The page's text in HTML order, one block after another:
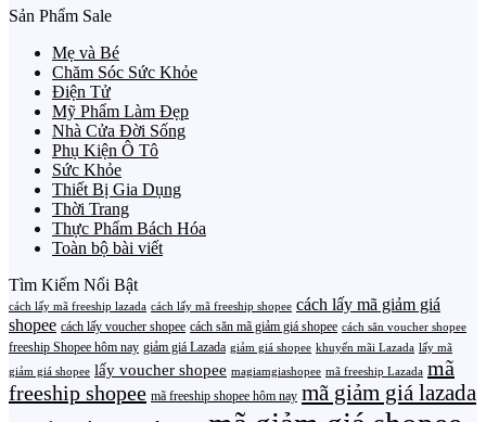
Sản Phẩm Sale
Mẹ và Bé
Chăm Sóc Sức Khỏe
Điện Tử
Mỹ Phẩm Làm Đẹp
Nhà Cửa Đời Sống
Phụ Kiện Ô Tô
Sức Khỏe
Thiết Bị Gia Dụng
Thời Trang
Thực Phẩm Bách Hóa
Toàn bộ bài viết
Tìm Kiếm Nổi Bật
cách lấy mã freeship lazada cách lấy mã freeship shopee cách lấy mã giảm giá
shopee cách lấy voucher shopee cách săn mã giảm giá shopee cách săn voucher shopee
freeship Shopee hôm nay giảm giá Lazada giảm giá shopee khuyến mãi Lazada lấy mã
giảm giá shopee lấy voucher shopee magiamgiashopee mã freeship Lazada mã
freeship shopee mã freeship shopee hôm nay mã giảm giá lazada